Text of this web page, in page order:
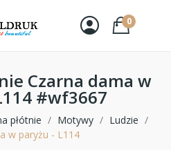
0
Czarna dama w
#wf3667
płótnie Motywy
Ludzie
w paryżu - L114